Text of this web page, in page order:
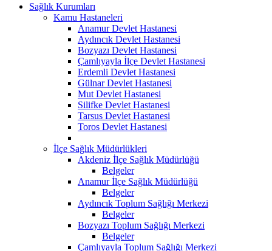
Sağlık Kurumları
Kamu Hastaneleri
Anamur Devlet Hastanesi
Aydıncık Devlet Hastanesi
Bozyazı Devlet Hastanesi
Çamlıyayla İlçe Devlet Hastanesi
Erdemli Devlet Hastanesi
Gülnar Devlet Hastanesi
Mut Devlet Hastanesi
Silifke Devlet Hastanesi
Tarsus Devlet Hastanesi
Toros Devlet Hastanesi
İlçe Sağlık Müdürlükleri
Akdeniz İlçe Sağlık Müdürlüğü
Belgeler
Anamur İlçe Sağlık Müdürlüğü
Belgeler
Aydıncık Toplum Sağlığı Merkezi
Belgeler
Bozyazı Toplum Sağlığı Merkezi
Belgeler
Çamlıyayla Toplum Sağlığı Merkezi